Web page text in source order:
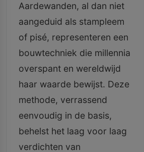
Aardewanden, al dan niet
aangeduid als stampleem
of pisé, representeren een
bouwtechniek die millennia
overspant en wereldwijd
haar waarde bewijst. Deze
methode, verrassend
eenvoudig in de basis,
behelst het laag voor laag
verdichten van